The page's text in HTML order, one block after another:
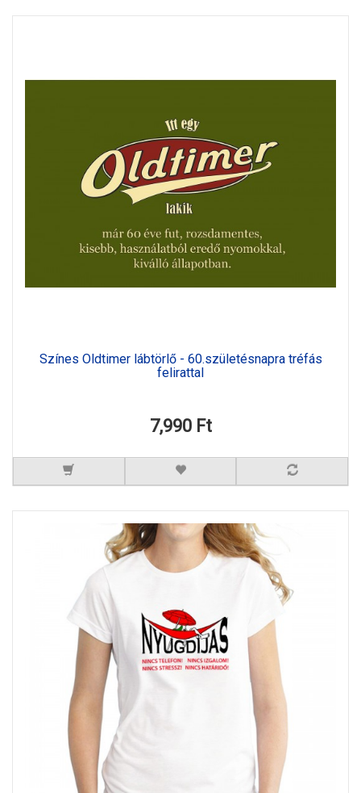
Színes Oldtimer lábtörlő - 60.születésnapra tréfás
felirattal
7,990 Ft